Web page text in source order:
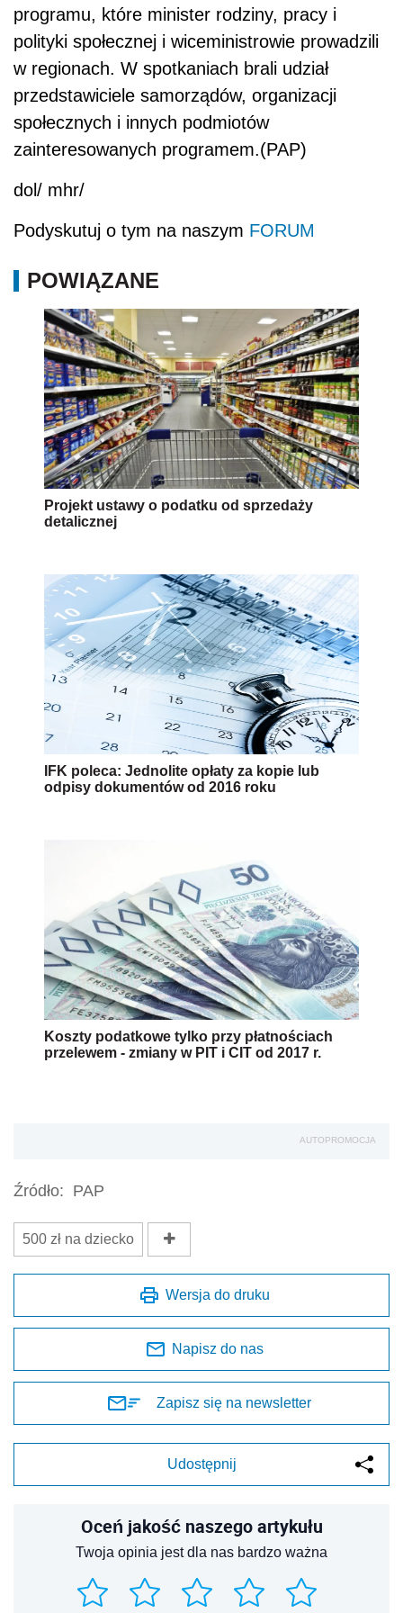
programu, które minister rodziny, pracy i
polityki społecznej i wiceministrowie prowadzili
w regionach. W spotkaniach brali udział
przedstawiciele samorządów, organizacji
społecznych i innych podmiotów
zainteresowanych programem.(PAP)
dol/ mhr/
Podyskutuj o tym na naszym FORUM
POWIĄZANE
Projekt ustawy o podatku od sprzedaży
detalicznej
IFK poleca: Jednolite opłaty za kopie lub
odpisy dokumentów od 2016 roku
Koszty podatkowe tylko przy płatnościach
przelewem - zmiany w PIT i CIT od 2017 r.
AUTOPROMOCJA
Źródło: PAP
500 zł na dziecko
Wersja do druku
Napisz do nas
Zapisz się na newsletter
Udostępnij
Oceń jakość naszego artykułu
Twoja opinia jest dla nas bardzo ważna